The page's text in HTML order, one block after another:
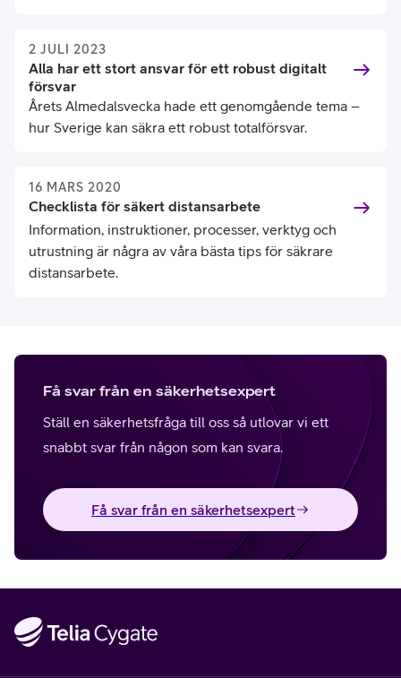
2 JULI 2023
Alla har ett stort ansvar för ett robust digitalt
försvar
Årets Almedalsvecka hade ett genomgående tema –
hur Sverige kan säkra ett robust totalförsvar.
16 MARS 2020
Checklista för säkert distansarbete
Information, instruktioner, processer, verktyg och
utrustning är några av våra bästa tips för säkrare
distansarbete.
Få svar från en säkerhetsexpert
Ställ en säkerhetsfråga till oss så utlovar vi ett
snabbt svar från någon som kan svara.
Få svar från en säkerhetsexpert